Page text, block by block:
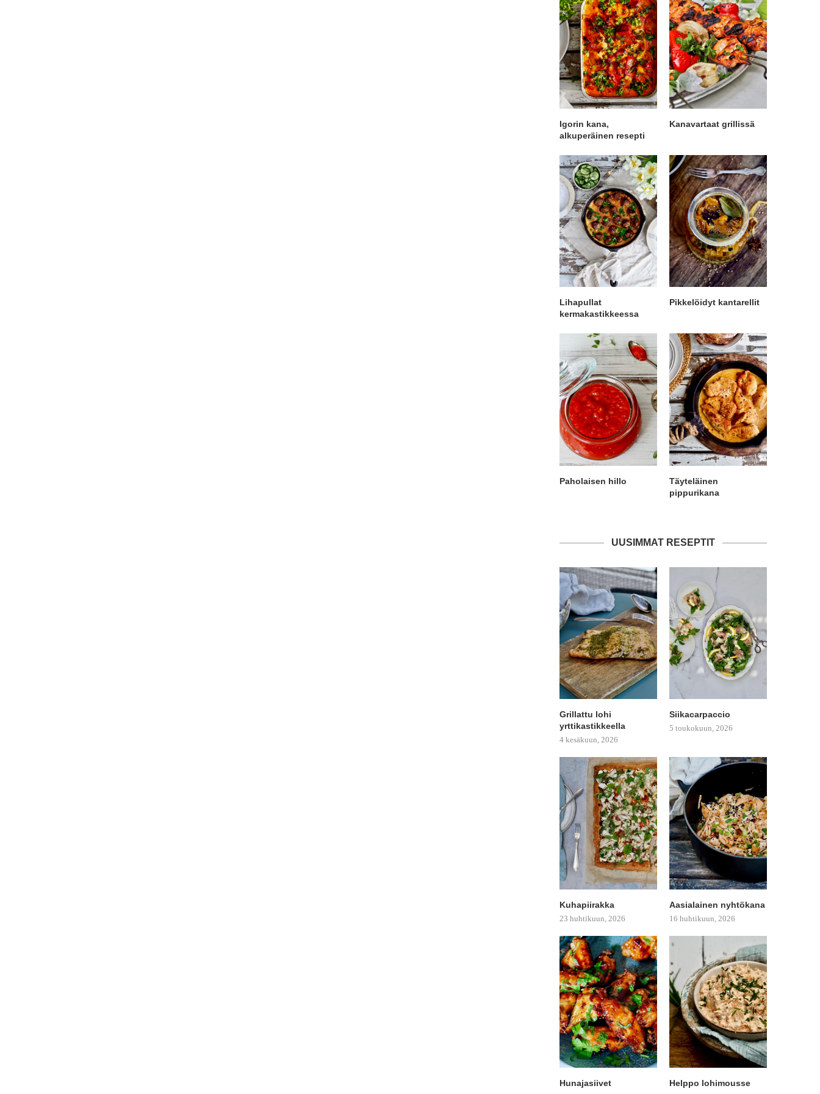
Igorin kana,
alkuperäinen resepti
Kanavartaat grillissä
Lihapullat
kermakastikkeessa
Pikkelöidyt kantarellit
Paholaisen hillo
Täyteläinen
pippurikana
UUSIMMAT RESEPTIT
Grillattu lohi
yrttikastikkeella
4 kesäkuun, 2026
Siikacarpaccio
5 toukokuun, 2026
Kuhapiirakka
23 huhtikuun, 2026
Aasialainen nyhtökana
16 huhtikuun, 2026
Hunajasiivet Helppo lohimousse